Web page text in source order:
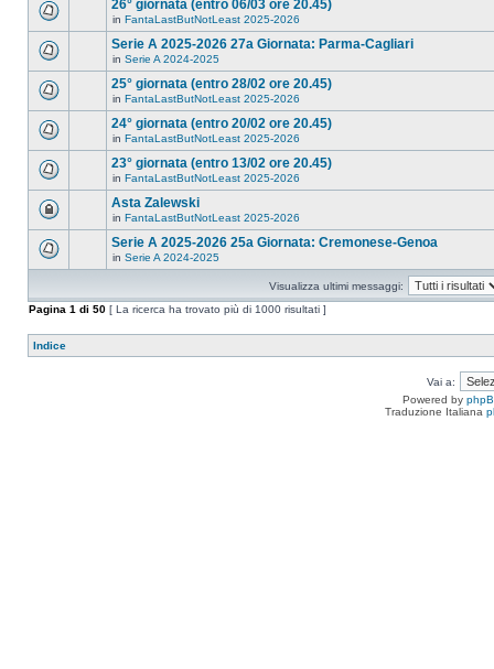
26° giornata (entro 06/03 ore 20.45)
in FantaLastButNotLeast 2025-2026
Serie A 2025-2026 27a Giornata: Parma-Cagliari
in Serie A 2024-2025
25° giornata (entro 28/02 ore 20.45)
in FantaLastButNotLeast 2025-2026
24° giornata (entro 20/02 ore 20.45)
in FantaLastButNotLeast 2025-2026
23° giornata (entro 13/02 ore 20.45)
in FantaLastButNotLeast 2025-2026
Asta Zalewski
in FantaLastButNotLeast 2025-2026
Serie A 2025-2026 25a Giornata: Cremonese-Genoa
in Serie A 2024-2025
Visualizza ultimi messaggi:
Pagina 1 di 50 [ La ricerca ha trovato più di 1000 risultati ]
Indice
Vai a:
Powered by
Traduzione Italiana